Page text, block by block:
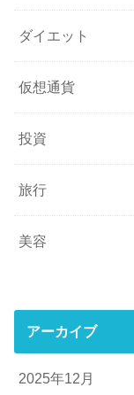
ダイエット
仮想通貨
投資
旅行
美容
アーカイブ
2025年12月